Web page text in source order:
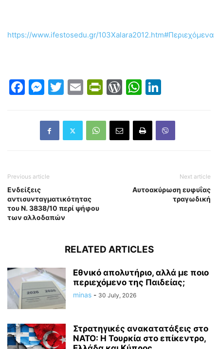
https://www.ifestosedu.gr/103Xalara2012.htm#Περιεχόμενα
Facebook
Messenger
Twitter
EmailPrintFriendly
WordPress
WhatsApp
Previous article
Ενδείξεις
αντισυνταγματικότητας
του Ν. 3838/10 περί ψήφου
των αλλοδαπών
Next article
Aυτοακύρωση ευφυΐας
τραγωδική
RELATED ARTICLES
Εθνικό απολυτήριο, αλλά με ποιο
περιεχόμενο της Παιδείας;
minas - 30 July, 2026
Στρατηγικές ανακατατάξεις στο
ΝΑΤΟ: Η Τουρκία στο επίκεντρο,